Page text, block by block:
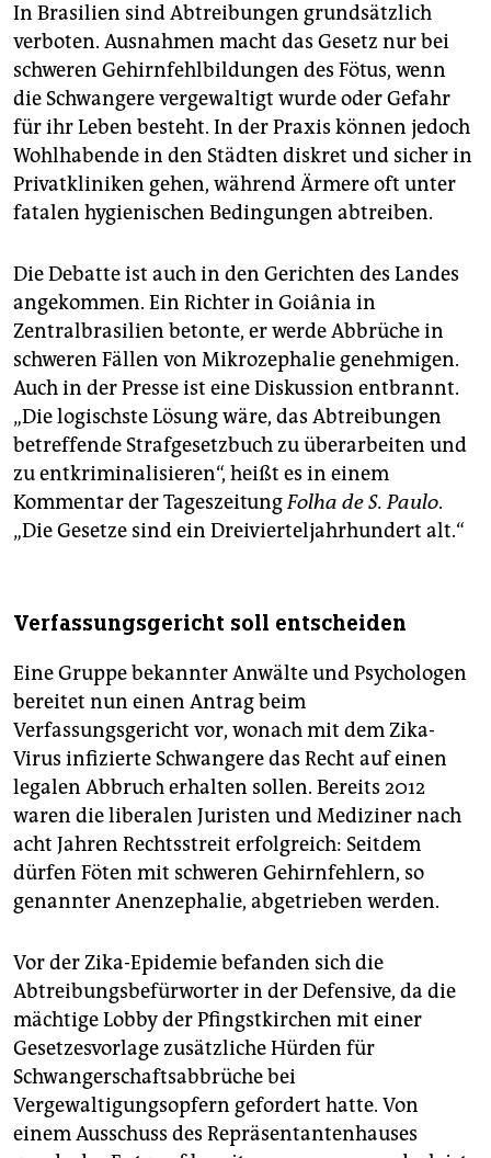
Viele Zika-Infektionen bleiben unerkannt, da die
grippeähnlichen Symptome oft eher harmlos sind.
Viele Infizierte erkranken gar nicht. Eine Gefahr
könnte die Infektion für Schwangere darstellen. Das
Virus steht im Verdacht, Mikrozephalie bei
Ungeborenen zu verursachen. Die Babys kommen mit
einem zu kleinen Schädel auf die Welt, was meist zu
geistiger Behinderung führt. Mikrozephalie kann auch
andere Ursachen haben, etwa Röteln in der
In Brasilien sind Abtreibungen grundsätzlich
verboten. Ausnahmen macht das Gesetz nur bei
schweren Gehirnfehlbildungen des Fötus, wenn
die Schwangere vergewaltigt wurde oder Gefahr
für ihr Leben besteht. In der Praxis können jedoch
Wohlhabende in den Städten diskret und sicher in
Privatkliniken gehen, während Ärmere oft unter
fatalen hygienischen Bedingungen abtreiben.
Die Debatte ist auch in den Gerichten des Landes
angekommen. Ein Richter in Goiânia in
Zentralbrasilien betonte, er werde Abbrüche in
schweren Fällen von Mikrozephalie genehmigen.
Auch in der Presse ist eine Diskussion entbrannt.
„Die logischste Lösung wäre, das Abtreibungen
betreffende Strafgesetzbuch zu überarbeiten und
zu entkriminalisieren“, heißt es in einem
Kommentar der TageszeitungFolha de S. Paulo.
„Die Gesetze sind ein Dreivierteljahrhundert alt.“
Verfassungsgericht soll entscheiden
Eine Gruppe bekannter Anwälte und Psychologen
bereitet nun einen Antrag beim
Verfassungsgericht vor, wonach mit dem Zika-
Virus infizierte Schwangere das Recht auf einen
legalen Abbruch erhalten sollen. Bereits 2012
waren die liberalen Juristen und Mediziner nach
acht Jahren Rechtsstreit erfolgreich: Seitdem
dürfen Föten mit schweren Gehirnfehlern, so
genannter Anenzephalie, abgetrieben werden.
Vor der Zika-Epidemie befanden sich die
Abtreibungsbefürworter in der Defensive, da die
mächtige Lobby der Pfingstkirchen mit einer
Gesetzesvorlage zusätzliche Hürden für
Schwangerschaftsabbrüche bei
Vergewaltigungsopfern gefordert hatte. Von
einem Ausschuss des Repräsentantenhauses